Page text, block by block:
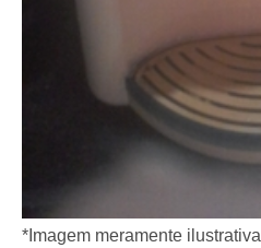
*Imagem meramente ilustrativa